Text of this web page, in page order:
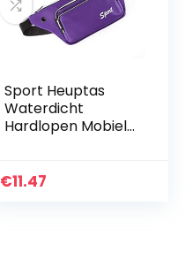
Sport Heuptas
Waterdicht
Hardlopen Mobiele
Dames Heren
€11.47